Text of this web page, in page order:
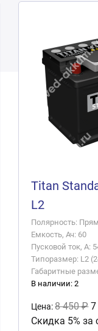
Titan
L2
Полярность:
Емкость, Ач: 60
Пусковой ток, А:
Типоразмер: L2
Габаритные
В наличии: 2
Цена:8 450 ₽
Скидка 5%